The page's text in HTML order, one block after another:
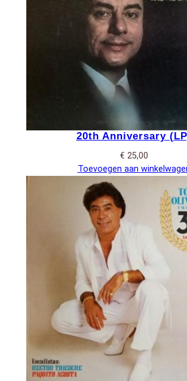
20th Anniversary
€ 25,00
Toevoegen aan